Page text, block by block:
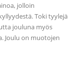
jolloin
Toki tyylejä
jouluna myös
Joulu on muotojen